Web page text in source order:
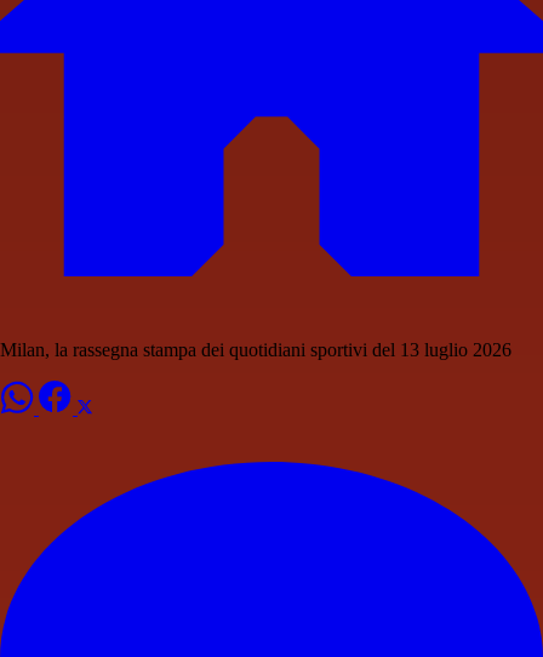
Milan, la rassegna stampa dei quotidiani sportivi del 13 luglio 2026